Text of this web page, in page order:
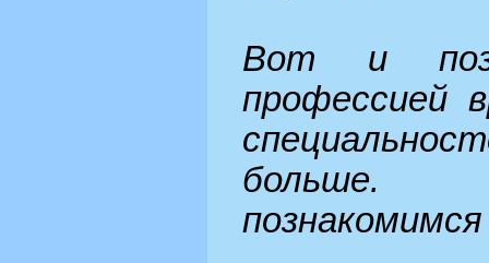
Вот и
профессией
больше.